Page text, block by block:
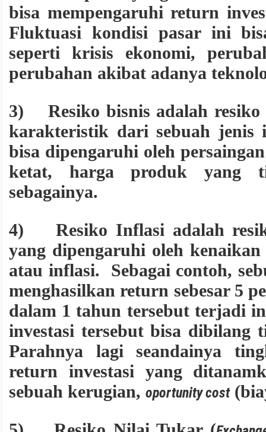
bisa mempengaruhi return
Fluktuasi kondisi pasar ini
seperti krisis ekonomi,
perubahan akibat adanya
3) Resiko bisnis adalah resiko
karakteristik dari sebuah jenis
bisa dipengaruhi oleh
ketat, harga produk yang
sebagainya.
4) Resiko Inflasi adalah
yang dipengaruhi oleh
atau inflasi. Sebagai contoh,
menghasilkan return sebesar 5
dalam 1 tahun tersebut terjadi
investasi tersebut bisa dibilang
Parahnya lagi seandainya
return investasi yang
sebuah kerugian, oportunity cost